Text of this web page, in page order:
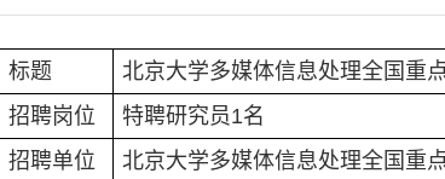
标题
北京大学多媒体信息处理全国重
招聘岗位
特聘研究员1名
招聘单位
北京大学多媒体信息处理全国重